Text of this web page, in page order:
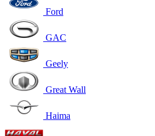
Ford
GAC
Geely
Great Wall
Haima